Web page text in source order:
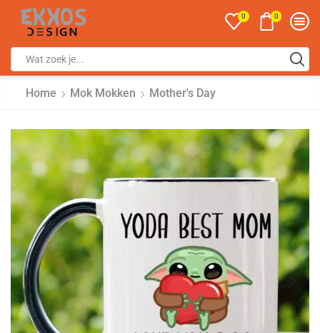
0 0
Home Mok Mokken Mother's Day